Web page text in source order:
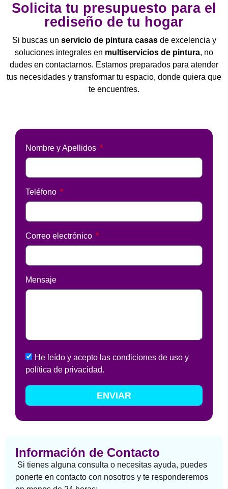
Solicita tu presupuesto para el
rediseño de tu hogar
Si buscas un servicio de pintura casasde excelencia y
soluciones integrales en multiservicios de pintura, no
dudes en contactarnos. Estamos preparados para atender
tus necesidades y transformar tu espacio, donde quiera que
te encuentres.
Nombre y Apellidos
Teléfono
Correo electrónico
Mensaje
He leído y acepto las condiciones de uso y
política de privacidad.
ENVIAR
Información de Contacto
Si tienes alguna consulta o necesitas ayuda, puedes
ponerte en contacto con nosotros y te responderemos